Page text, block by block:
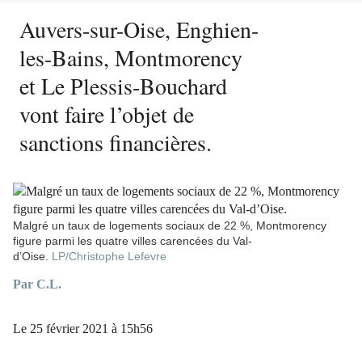
Auvers-sur-Oise, Enghien-
les-Bains, Montmorency
et Le Plessis-Bouchard
vont faire l’objet de
sanctions financières.
Malgré un taux de logements sociaux de 22 %, Montmorency
figure parmi les quatre villes carencées du Val-
d’Oise. LP/Christophe Lefevre
Par C.L.
Le 25 février 2021 à 15h56